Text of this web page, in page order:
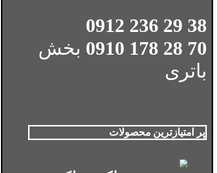
38 29 236 0912
70 28 178 0910
بخش
باتری
پر امتیازترین محصولات